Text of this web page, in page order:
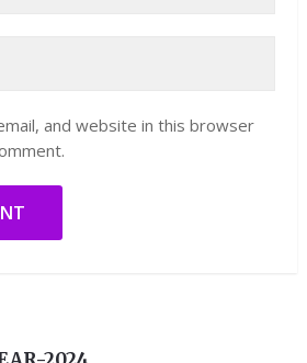
and website in this browser